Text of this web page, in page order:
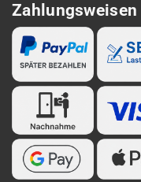
Zahlungsweisen